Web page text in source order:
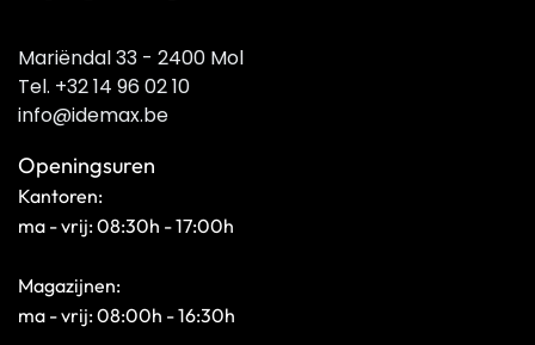
Mariëndal 33 - 2400 Mol
Tel. +32 14 96 02 10
info@idemax.be
Openingsuren
Kantoren:
ma - vrij: 08:30h - 17:00h
Magazijnen:
ma - vrij: 08:00h - 16:30h